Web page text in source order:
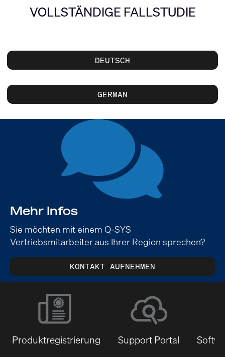
VOLLSTÄNDIGE FALLSTUDIE
DEUTSCH
GERMAN
Mehr Infos
Sie möchten mit einem Q-SYS
Vertriebsmitarbeiter aus Ihrer Region sprechen?
KONTAKT AUFNEHMEN
Produktregistrierung Support Portal